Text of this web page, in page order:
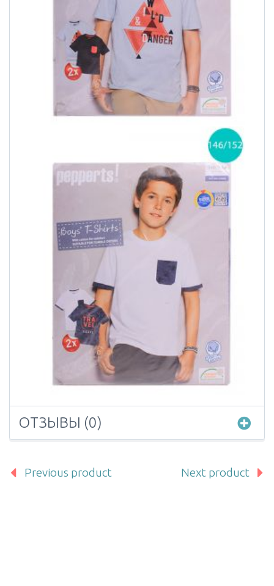
ОТЗЫВЫ (0)
Previous product Next product